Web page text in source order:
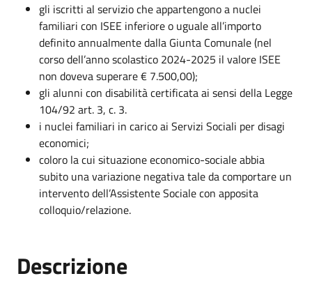
gli iscritti al servizio che appartengono a nuclei
familiari con ISEE inferiore o uguale all’importo
definito annualmente dalla Giunta Comunale (nel
corso dell’anno scolastico 2024-2025 il valore ISEE
non doveva superare € 7.500,00);
gli alunni con disabilità certificata ai sensi della Legge
104/92 art. 3, c. 3.
i nuclei familiari in carico ai Servizi Sociali per disagi
economici;
coloro la cui situazione economico-sociale abbia
subito una variazione negativa tale da comportare un
intervento dell’Assistente Sociale con apposita
colloquio/relazione.
Descrizione